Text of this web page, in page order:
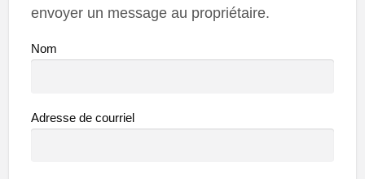
envoyer un message au propriétaire.
Nom
Adresse de courriel